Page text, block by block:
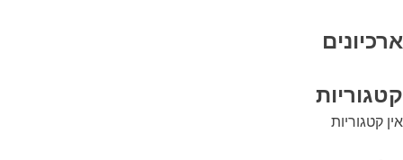
ארכיונים
קטגוריות
אין קטגוריות